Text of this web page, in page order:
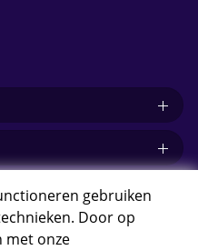
gebruiken
Door op
met onze